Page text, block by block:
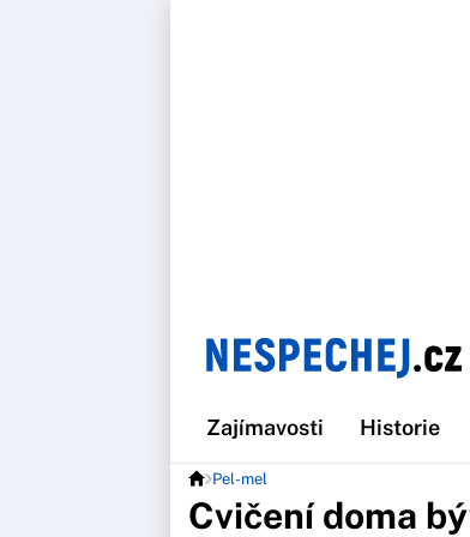
Zajímavosti Historie
Pel-mel
Cvičení doma